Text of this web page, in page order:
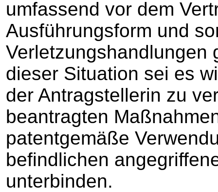
umfassend vor dem
Ausführungsform und
Verletzungshandlungen
dieser Situation sei es
der Antragstellerin zu
beantragten
patentgemäße
befindlichen
unterbinden.